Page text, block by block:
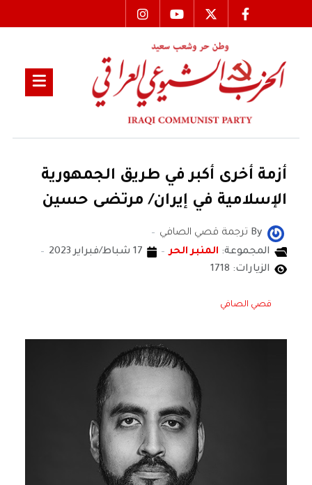
أزمة أخرى أكبر في طريق الجمهورية
الإسلامية في إيران/ مرتضى حسين
By ترجمة قصي الصافي
المجموعة: المنبر الحر
17 شباط/فبراير 2023
الزيارات: 1718
قصي الصافي